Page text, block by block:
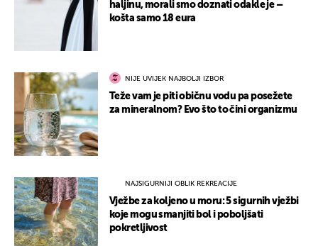
haljinu, morali smo doznati odakle je –
košta samo 18 eura
NIJE UVIJEK NAJBOLJI IZBOR
Teže vam je piti običnu vodu pa posežete
za mineralnom? Evo što to čini organizmu
NAJSIGURNIJI OBLIK REKREACIJE
Vježbe za koljeno u moru: 5 sigurnih vježbi
koje mogu smanjiti bol i poboljšati
pokretljivost